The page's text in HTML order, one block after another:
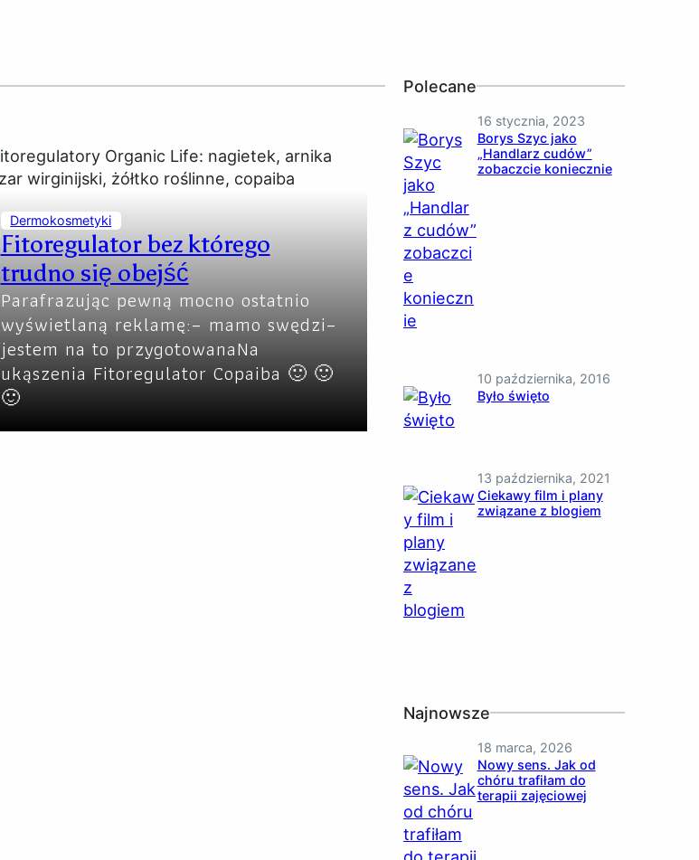
Dermokosmetyki
Fitoregulator bez którego
trudno się obejść
Parafrazując pewną mocno ostatnio
wyświetlaną reklamę:– mamo swędzi–
jestem na to przygotowanaNa
ukąszenia Fitoregulator Copaiba 🙂 🙂
🙂
Polecane
16 stycznia, 2023
Borys Szyc jako
„Handlarz cudów”
zobaczcie koniecznie
10 października, 2016
Było święto
13 października, 2021
Ciekawy film i plany
związane z blogiem
Najnowsze
18 marca, 2026
Nowy sens. Jak od
chóru trafiłam do
terapii zajęciowej